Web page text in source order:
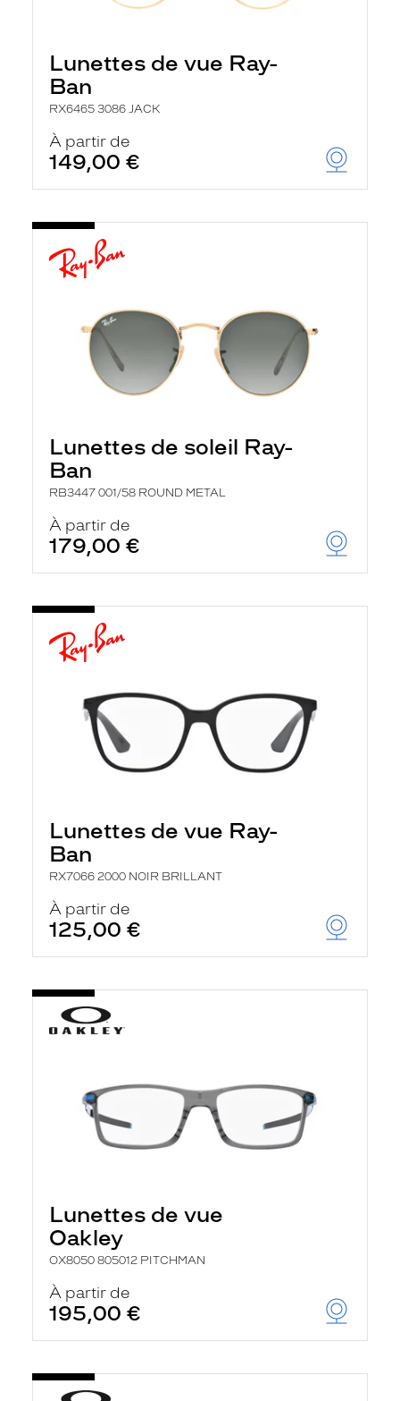
Lunettes de vue Ray-
Ban
RX6465 3086 JACK
À partir de
149,00 €
Lunettes de soleil Ray-
Ban
RB3447 001/58 ROUND METAL
À partir de
179,00 €
Lunettes de vue Ray-
Ban
RX7066 2000 NOIR BRILLANT
À partir de
125,00 €
Lunettes de vue
Oakley
OX8050 805012 PITCHMAN
À partir de
195,00 €